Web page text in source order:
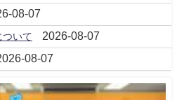
08-07
ついて 2026-08-07
08-07